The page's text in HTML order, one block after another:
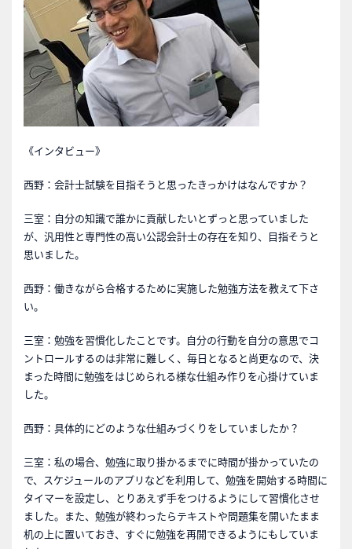
《インタビュー》
西野：会計士試験を目指そうと思ったきっかけはなんですか？
三室：自分の知識で誰かに貢献したいとずっと思っていました
が、汎用性と専門性の高い公認会計士の存在を知り、目指そうと
思いました。
西野：働きながら合格するために実施した勉強方法を教えて下さ
い。
三室：勉強を習慣化したことです。自分の行動を自分の意思でコ
ントロールするのは非常に難しく、毎日となると尚更なので、決
まった時間に勉強をはじめられる様な仕組み作りを心掛けていま
した。
西野：具体的にどのような仕組みづくりをしていましたか？
三室：私の場合、勉強に取り掛かるまでに時間が掛かっていたの
で、スケジュールのアプリなどを利用して、勉強を開始する時間に
タイマーを設定し、とりあえず手をつけるようにして習慣化させ
ました。また、勉強が終わったらテキストや問題集を開いたまま
机の上に置いておき、すぐに勉強を再開できるようにもしていま